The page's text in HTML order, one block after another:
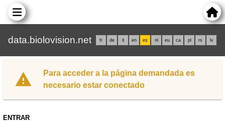
data.biolovision.net fr de it en es nl eu ca pl rs lv
Para acceder a la página demandada es
necesario estar conectado
ENTRAR